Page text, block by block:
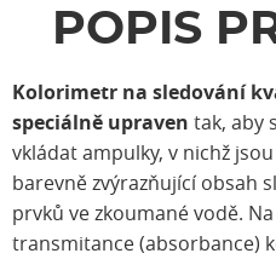
POPIS
Kolorimetr na sledování
speciálně upraven tak, aby
vkládat ampulky, v nichž
barevně zvýrazňující obsah
prvků ve zkoumané vodě.
transmitance (absorbance)